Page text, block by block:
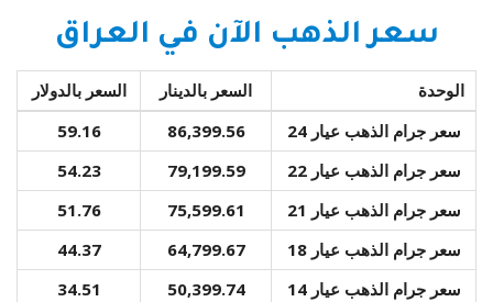
سعر الذهب الآن في العراق
الوحدة السعر بالدينار
السعر بالدولار
سعر جرام الذهب عيار 24
86,399.56
59.16
سعر جرام الذهب عيار 22
79,199.59
54.23
سعر جرام الذهب عيار 21
75,599.61
51.76
سعر جرام الذهب عيار 18
64,799.67
44.37
سعر جرام الذهب عيار 14
50,399.74
34.51